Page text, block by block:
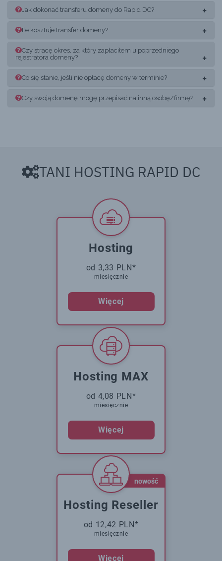
Jak dokonać transferu domeny do Rapid DC?
Ile kosztuje transfer domeny?
Czy stracę okres, za który zapłaciłem u poprzedniego
rejestratora domeny?
Co się stanie, jeśli nie opłacę domeny w terminie?
Czy swoją domenę mogę przepisać na inną osobę/firmę?
TANI HOSTING RAPID DC
Hosting
od 3,33 PLN*
miesięcznie
Więcej
Hosting MAX
od 4,08 PLN*
miesięcznie
Więcej
nowość
Hosting Reseller
od 12,42 PLN*
miesięcznie
Więcej